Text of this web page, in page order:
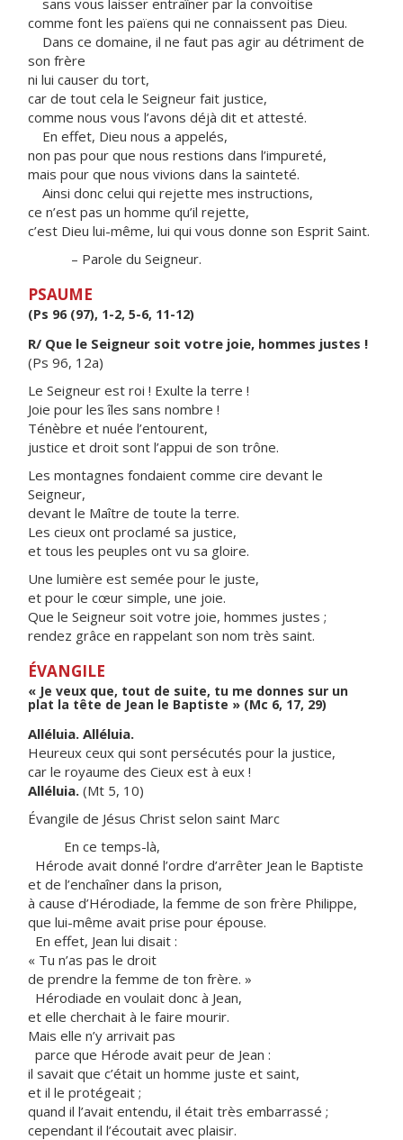
sans vous laisser entraîner par la convoitise
comme font les païens qui ne connaissent pas Dieu.
Dans ce domaine, il ne faut pas agir au détriment de
son frère
ni lui causer du tort,
car de tout cela le Seigneur fait justice,
comme nous vous l’avons déjà dit et attesté.
En effet, Dieu nous a appelés,
non pas pour que nous restions dans l’impureté,
mais pour que nous vivions dans la sainteté.
Ainsi donc celui qui rejette mes instructions,
ce n’est pas un homme qu’il rejette,
c’est Dieu lui-même, lui qui vous donne son Esprit Saint.
– Parole du Seigneur.
PSAUME
(Ps 96 (97), 1-2, 5-6, 11-12)
R/ Que le Seigneur soit votre joie, hommes justes !
(Ps 96, 12a)
Le Seigneur est roi ! Exulte la terre !
Joie pour les îles sans nombre !
Ténèbre et nuée l’entourent,
justice et droit sont l’appui de son trône.
Les montagnes fondaient comme cire devant le
Seigneur,
devant le Maître de toute la terre.
Les cieux ont proclamé sa justice,
et tous les peuples ont vu sa gloire.
Une lumière est semée pour le juste,
et pour le cœur simple, une joie.
Que le Seigneur soit votre joie, hommes justes ;
rendez grâce en rappelant son nom très saint.
ÉVANGILE
« Je veux que, tout de suite, tu me donnes sur un
plat la tête de Jean le Baptiste » (Mc 6, 17, 29)
Alléluia. Alléluia.
Heureux ceux qui sont persécutés pour la justice,
car le royaume des Cieux est à eux !
Alléluia. (Mt 5, 10)
Évangile de Jésus Christ selon saint Marc
En ce temps-là,
Hérode avait donné l’ordre d’arrêter Jean le Baptiste
et de l’enchaîner dans la prison,
à cause d’Hérodiade, la femme de son frère Philippe,
que lui-même avait prise pour épouse.
En effet, Jean lui disait :
« Tu n’as pas le droit
de prendre la femme de ton frère. »
Hérodiade en voulait donc à Jean,
et elle cherchait à le faire mourir.
Mais elle n’y arrivait pas
parce que Hérode avait peur de Jean :
il savait que c’était un homme juste et saint,
et il le protégeait ;
quand il l’avait entendu, il était très embarrassé ;
cependant il l’écoutait avec plaisir.